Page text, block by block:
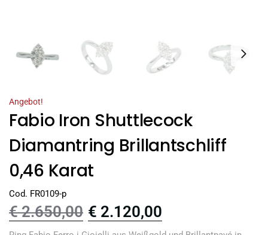
Angebot!
Fabio Iron Shuttlecock
Diamantring Brillantschliff
0,46 Karat
Cod. FR0109-p
€2.650,00 € 2.120,00